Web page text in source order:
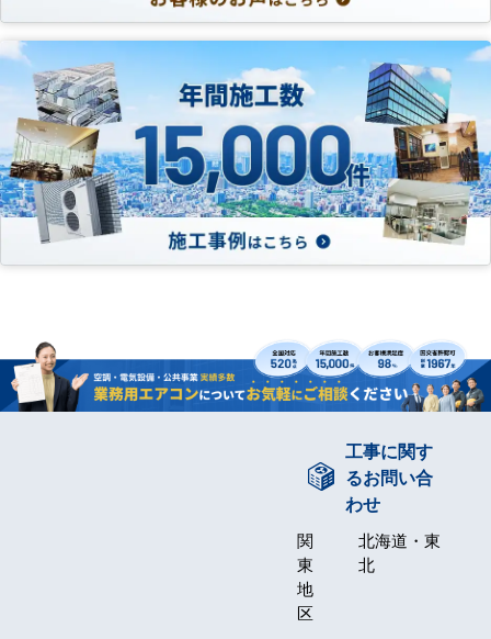
工事に関す
るお問い合
わせ
関
東
地
区
北海道・東
北